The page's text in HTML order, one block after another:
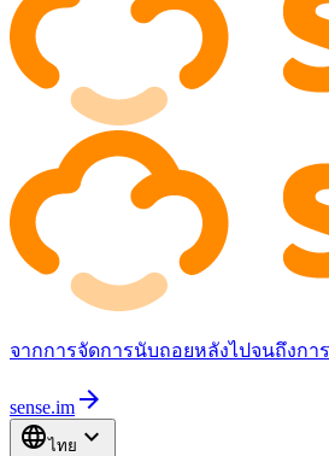
จากการจัดการนับถอยหลังไปจนถึงก
sense.im arrow_forward
languageไทย expand_more